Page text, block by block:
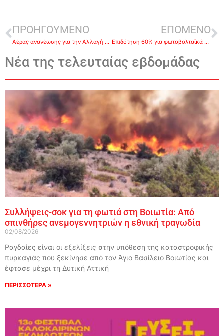
ΠΡΟΗΓΟΥΜΕΝΟ
Αέρας ανανέωσης για την Αλλαγή Πορείας με νέα πρόσωπα που ανακοίνωσε ο Δ. Καμπόσος (ΒΙΝΤΕΟ)
ΕΠΟΜΕΝΟ
Επιδότηση 60% για φωτοβολταϊκά στις στέγες, πότε έρχεται το πρόγραμμα
Νέα της τελευταίας εβδομάδας
Συλλήψεις-σοκ για τη φωτιά στη Βοιωτία: Από
σπινθήρες ανεμογεννητριών η εθνική τραγωδία
02/08/2026
Ραγδαίες είναι οι εξελίξεις στην υπόθεση της καταστροφικής
πυρκαγιάς που ξεκίνησε από τον Άγιο Βασίλειο Βοιωτίας και
έφτασε μέχρι τη Δυτική Αττική
ΠΕΡΙΣΣΟΤΕΡΑ »